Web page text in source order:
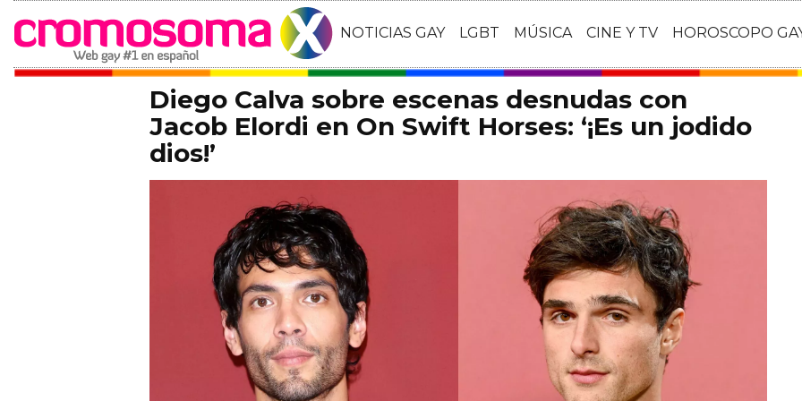
NOTICIAS GAY LGBT MÚSICA CINE Y TV HOROSCOPO
Diego Calva sobre escenas desnudas con
Jacob Elordi en On Swift Horses: ‘¡Es un jodido
dios!’